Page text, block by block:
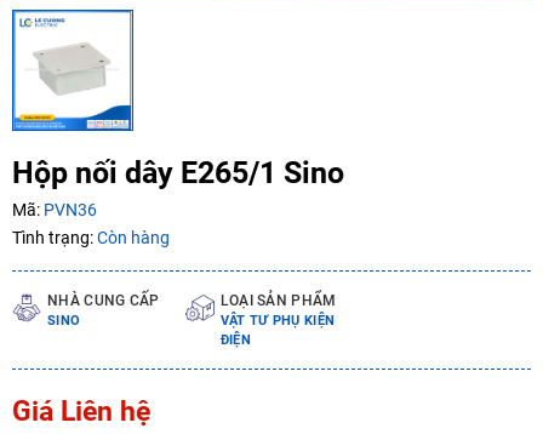
Hộp nối dây E265/1 Sino
Mã: PVN36
Tình trạng:Còn hàng
NHÀ CUNG CẤP
SINO
LOẠI SẢN PHẨM
VẬT TƯ PHỤ KIỆN
ĐIỆN
Giá Liên hệ